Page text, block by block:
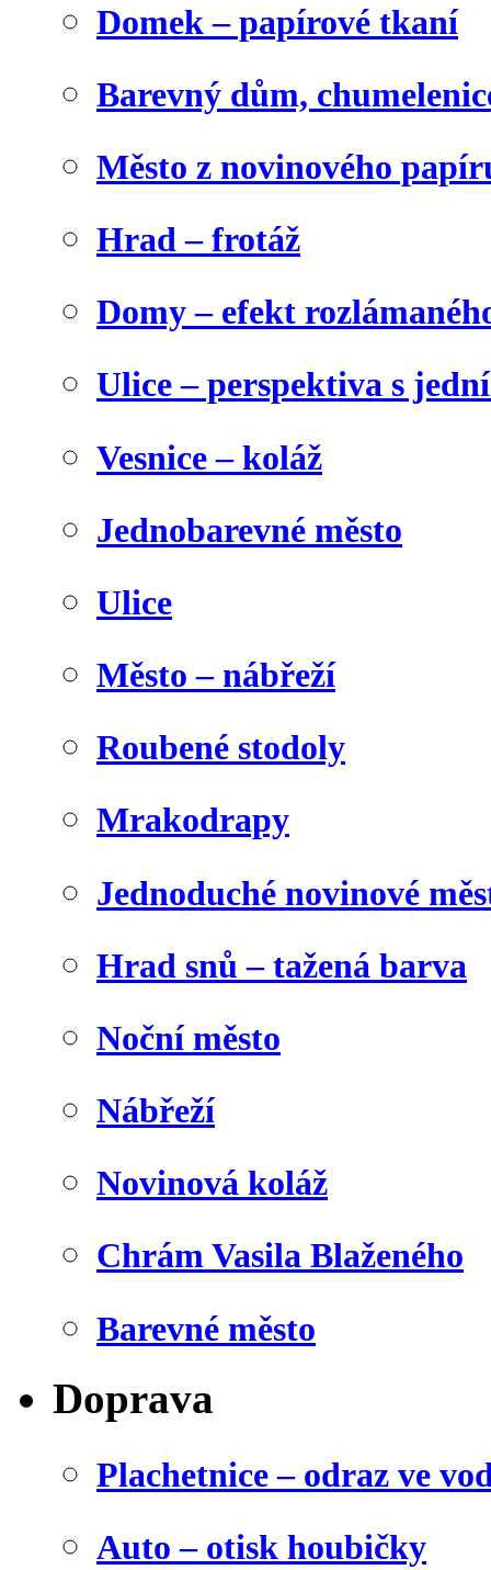
Domek – papírové tkaní
Barevný dům,
Město z novinového
Hrad – frotáž
Domy – efekt
Ulice – perspektiva s
Vesnice – koláž
Jednobarevné město
Ulice
Město – nábřeží
Roubené stodoly
Mrakodrapy
Jednoduché novinové
Hrad snů – tažená barva
Noční město
Nábřeží
Novinová koláž
Chrám Vasila Blaženého
Barevné město
Doprava
Plachetnice – odraz ve
Auto – otisk houbičky